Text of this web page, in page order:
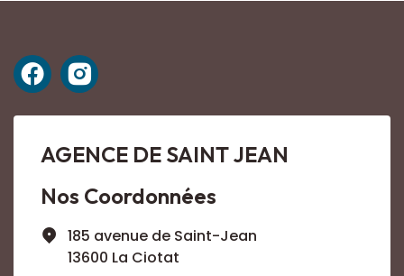
AGENCE DE SAINT JEAN
Nos Coordonnées
185 avenue de Saint-Jean
13600 La Ciotat